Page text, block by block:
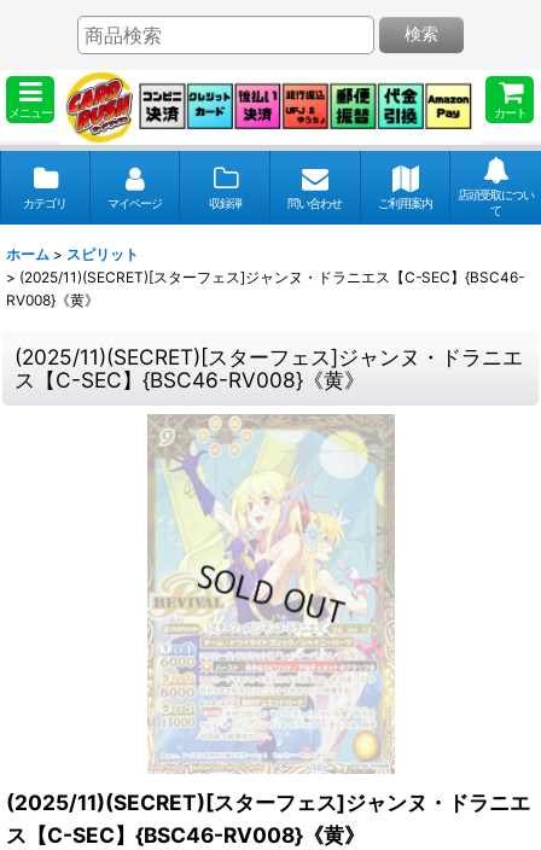
メニュー カート
検索
カテゴリ マイページ 収録弾 問い合わせ ご利用案内
店頭受取につい
て
ホーム > スピリット
> (2025/11)(SECRET)[スターフェス]ジャンヌ・ドラニエス【C-SEC】{BSC46-
RV008}《黄》
(2025/11)(SECRET)[スターフェス]ジャンヌ・ドラニエ
ス【C-SEC】{BSC46-RV008}《黄》
(2025/11)(SECRET)[スターフェス]ジャンヌ・ドラニエ
ス【C-SEC】{BSC46-RV008}《黄》